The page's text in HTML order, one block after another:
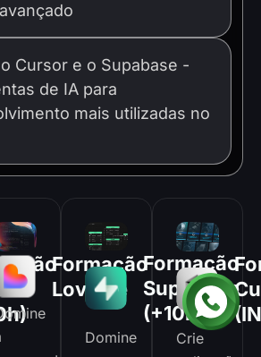
Cursor e o Supabase -
de IA para
mais utilizadas no
Formação
Lovable
Formação
SupaBase
(+10hr)
Domine
Crie